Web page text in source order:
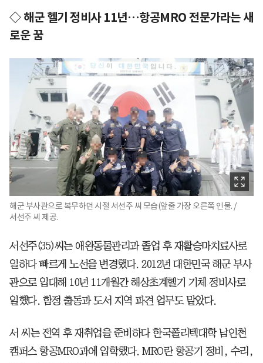
◇ 해군 헬기 정비사 11년…항공MRO 전문가라는 새
로운 꿈
해군 부사관으로 복무하던 시절 서선주 씨 모습(앞줄 가장 오른쪽 인물. /
서선주 씨 제공.
서선주(35)씨는 애완동물관리과 졸업 후 재활승마치료사로
일하다 빠르게 노선을 변경했다. 2012년 대한민국 해군 부사
관으로 입대해 10년 11개월간 해상초계헬기 기체 정비사로
일했다. 함정 출동과 도서 지역 파견 업무도 맡았다.
서 씨는 전역 후 재취업을 준비하다 한국폴리텍대학 남인천
캠퍼스 항공MRO과에 입학했다. MRO란 항공기 정비, 수리,